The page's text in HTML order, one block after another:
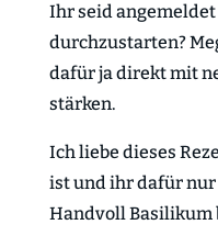
Ihr seid
durchzustarten?
dafür ja direkt mit
stärken.
Ich liebe dieses
ist und ihr dafür nur
Handvoll Basilikum